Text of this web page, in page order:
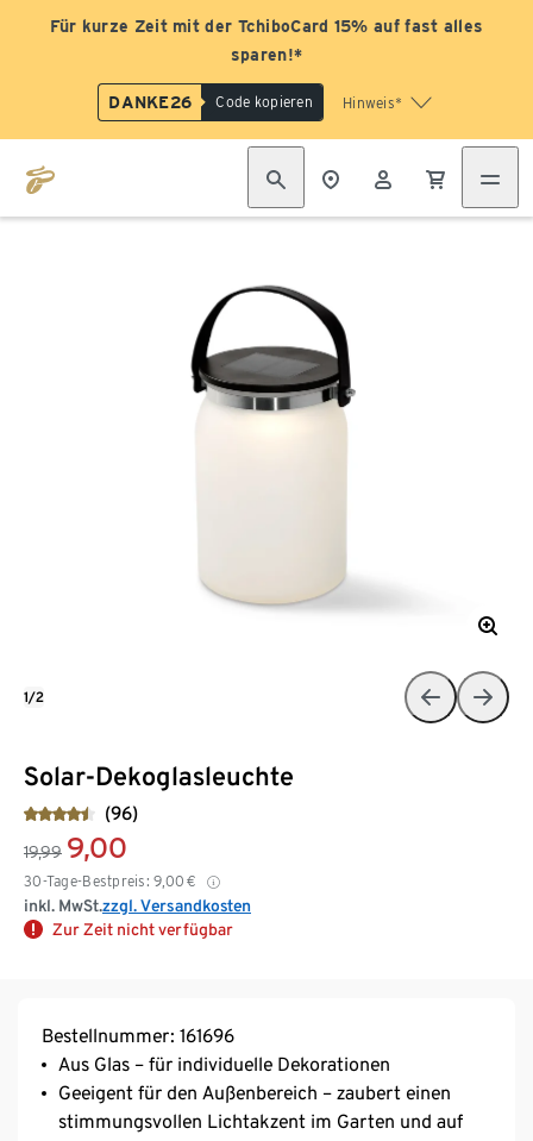
Für kurze Zeit mit der TchiboCard 15% auf fast alles
sparen!*
DANKE26 Code kopieren Hinweis*
Solar-Dekoglasleuchte
(96)
19,99 9,00
30-Tage-Bestpreis: 9,00 €
inkl. MwSt.zzgl. Versandkosten
Zur Zeit nicht verfügbar
1/2
Bestellnummer: 161696
Aus Glas – für individuelle Dekorationen
Geeigent für den Außenbereich – zaubert einen
stimmungsvollen Lichtakzent im Garten und auf